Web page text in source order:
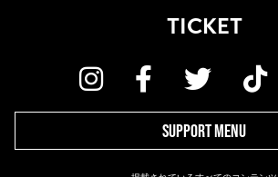
TICKET
SUPPORT MENU